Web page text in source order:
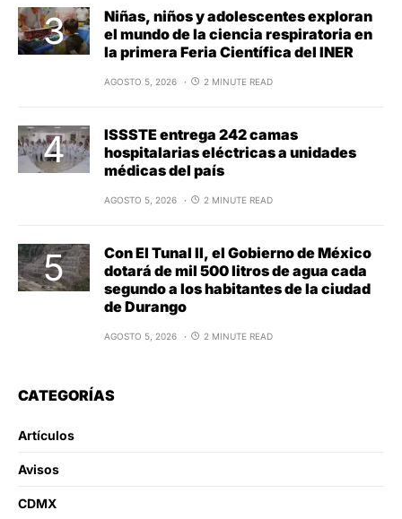
Niñas, niños y adolescentes exploran
el mundo de la ciencia respiratoria en
la primera Feria Científica del INER
AGOSTO 5, 2026 2 MINUTE READ
ISSSTE entrega 242 camas
hospitalarias eléctricas a unidades
médicas del país
AGOSTO 5, 2026 2 MINUTE READ
Con El Tunal II, el Gobierno de México
dotará de mil 500 litros de agua cada
segundo a los habitantes de la ciudad
de Durango
AGOSTO 5, 2026 2 MINUTE READ
CATEGORÍAS
Artículos
Avisos
CDMX